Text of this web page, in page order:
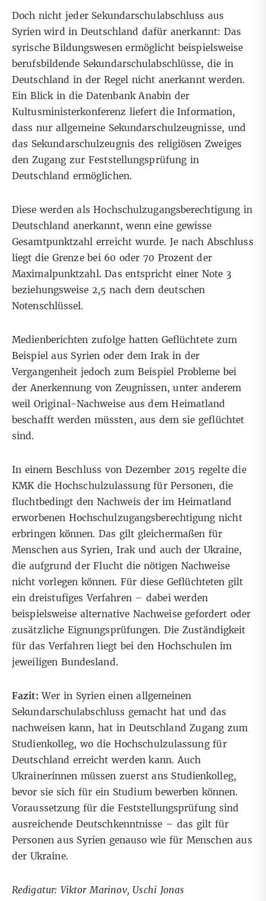
Doch nicht jeder Sekundarschulabschluss aus
Syrien wird in Deutschland dafür anerkannt: Das
syrischeBildungswesenermöglicht beispielsweise
berufsbildende Sekundarschulabschlüsse, die in
Deutschland in der Regel nicht anerkannt werden.
Ein Blick in die Datenbank Anabin der
Kultusministerkonferenz liefert die Information,
dass nur allgemeine Sekundarschulzeugnisse, und
das Sekundarschulzeugnis des religiösen Zweiges
den Zugang zur Feststellungsprüfung in
Deutschland ermöglichen.
Diese werden als Hochschulzugangsberechtigung in
Deutschland anerkannt, wenn eine gewisse
Gesamtpunktzahl erreicht wurde. Je nach Abschluss
liegt die Grenze bei 60 oder 70 Prozent der
Maximalpunktzahl. Das entspricht einer Note 3
beziehungsweise 2,5 nach dem deutschen
Notenschlüssel.
Medienberichten zufolgehatten Geflüchtete zum
Beispiel aus Syrien oder dem Irak in der
Vergangenheit jedoch zum Beispiel Probleme bei
der Anerkennung von Zeugnissen, unter anderem
weil Original-Nachweise aus dem Heimatland
beschafft werden müssten, aus dem sie geflüchtet
sind.
In einem Beschluss von Dezember 2015 regelte die
KMK die Hochschulzulassung für Personen, die
fluchtbedingt den Nachweis der im Heimatland
erworbenen Hochschulzugangsberechtigung nicht
erbringen können. Das gilt gleichermaßen für
Menschen aus Syrien, Irak und auch der Ukraine,
die aufgrund der Flucht die nötigen Nachweise
nicht vorlegen können. Für diese Geflüchteten gilt
ein dreistufiges Verfahren– dabei werden
beispielsweise alternative Nachweise gefordert oder
zusätzliche Eignungsprüfungen. Die Zuständigkeit
für das Verfahren liegt bei den Hochschulen im
jeweiligen Bundesland.
Fazit: Wer in Syrien einen allgemeinen
Sekundarschulabschluss gemacht hat und das
nachweisen kann, hat in Deutschland Zugang zum
Studienkolleg, wo die Hochschulzulassung für
Deutschland erreicht werden kann. Auch
Ukrainerinnen müssen zuerst ans Studienkolleg,
bevor sie sich für ein Studium bewerben können.
Voraussetzung für die Feststellungsprüfung sind
ausreichende Deutschkenntnisse – das gilt für
Personen aus Syrien genauso wie für Menschen aus
der Ukraine.
Redigatur: Viktor Marinov, Uschi Jonas